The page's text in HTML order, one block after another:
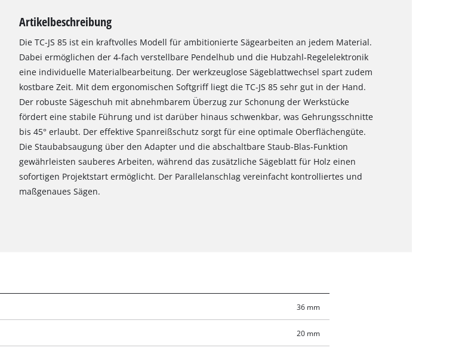
Artikelbeschreibung
Die TC-JS 85 ist ein kraftvolles Modell für ambitionierte Sägearbeiten an jedem Material.
Dabei ermöglichen der 4-fach verstellbare Pendelhub und die Hubzahl-Regelelektronik
eine individuelle Materialbearbeitung. Der werkzeuglose Sägeblattwechsel spart zudem
kostbare Zeit. Mit dem ergonomischen Softgriff liegt die TC-JS 85 sehr gut in der Hand.
Der robuste Sägeschuh mit abnehmbarem Überzug zur Schonung der Werkstücke
fördert eine stabile Führung und ist darüber hinaus schwenkbar, was Gehrungsschnitte
bis 45° erlaubt. Der effektive Spanreißschutz sorgt für eine optimale Oberflächengüte.
Die Staubabsaugung über den Adapter und die abschaltbare Staub-Blas-Funktion
gewährleisten sauberes Arbeiten, während das zusätzliche Sägeblatt für Holz einen
sofortigen Projektstart ermöglicht. Der Parallelanschlag vereinfacht kontrolliertes und
maßgenaues Sägen.
36 mm
20 mm